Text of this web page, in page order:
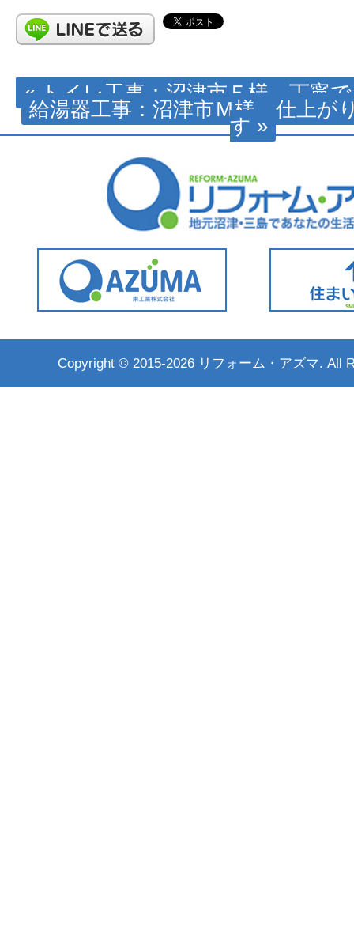
« トイレ工事：沼津市Ｅ様 丁寧
給湯器工事：沼津市Ｍ様 仕上が
す »
Copyright © 2015-2026 リフォーム・アズマ. All